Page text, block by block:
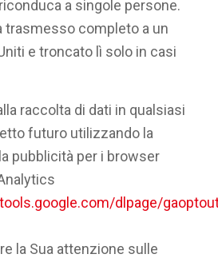
a singole persone.
trasmesso completo a un
e troncato lì solo in casi
raccolta di dati in qualsiasi
futuro utilizzando la
pubblicità per i browser
dlpage/
la Sua attenzione sulle